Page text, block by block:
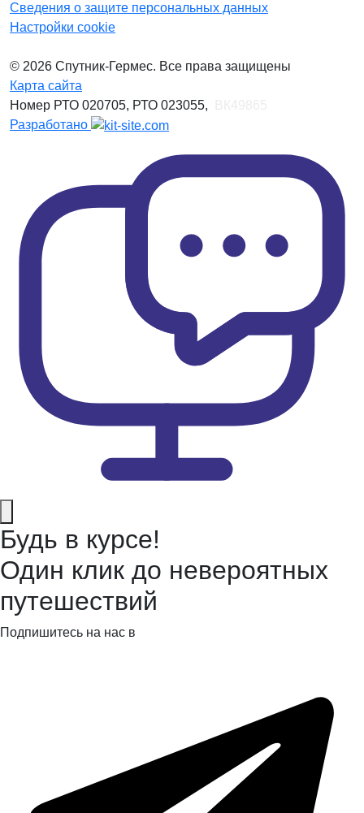
Сведения о защите персональных данных
Настройки cookie
© 2026 Спутник-Гермес. Все права защищены
Карта сайта
Номер РТО 020705, РТО 023055,
Разработано
Будь в курсе!
Один клик до невероятных
путешествий
Подпишитесь на нас в